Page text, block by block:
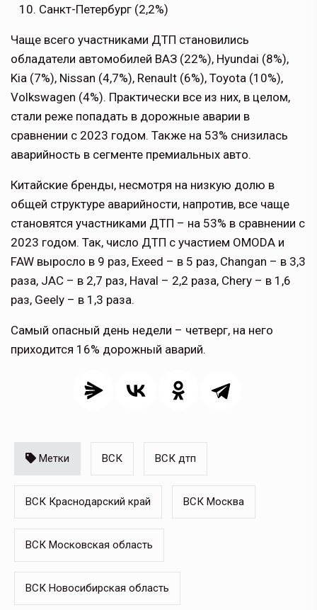
Санкт-Петербург (2,2%)
Чаще всего участниками ДТП становились
обладатели автомобилей ВАЗ (22%), Hyundai (8%),
Kia (7%), Nissan (4,7%), Renault (6%), Toyota (10%),
Volkswagen (4%). Практически все из них, в целом,
стали реже попадать в дорожные аварии в
сравнении с 2023 годом. Также на 53% снизилась
аварийность в сегменте премиальных авто.
Китайские бренды, несмотря на низкую долю в
общей структуре аварийности, напротив, все чаще
становятся участниками ДТП – на 53% в сравнении с
2023 годом. Так, число ДТП с участием OMODA и
FAW выросло в 9 раз, Exeed – в 5 раз, Changan – в 3,3
раза, JAC – в 2,7 раз, Haval – 2,2 раза, Chery – в 1,6
раз, Geely – в 1,3 раза.
Самый опасный день недели – четверг, на него
приходится 16% дорожный аварий.
Метки ВСК ВСК дтп
ВСК Краснодарский край ВСК Москва
ВСК Московская область
ВСК Новосибирская область